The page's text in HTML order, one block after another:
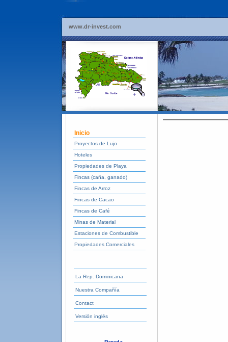
www.dr-invest.com
Inicio
Proyectos de Lujo
Hoteles
Propiedades de Playa
Fincas (caña, ganado)
Fincas de Arroz
Fincas de Cacao
Fincas de Café
Minas de Material
Estaciones de Combustible
Propiedades Comerciales
La Rep. Dominicana
Nuestra Compañía
Contact
Versión inglés